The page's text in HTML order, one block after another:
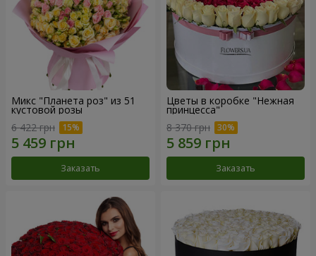
Микс "Планета роз" из 51
кустовой розы
6 422 грн
Заказать
Цветы в коробке "Нежная
принцесса"
8 370 грн
Заказать